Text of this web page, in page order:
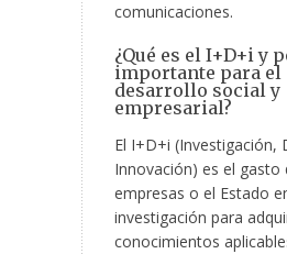
comunicaciones.
¿Qué es el I+D+i y
importante para el
desarrollo social y
empresarial?
El I+D+i (Investigación,
Innovación) es el gasto
empresas o el Estado
investigación para
conocimientos